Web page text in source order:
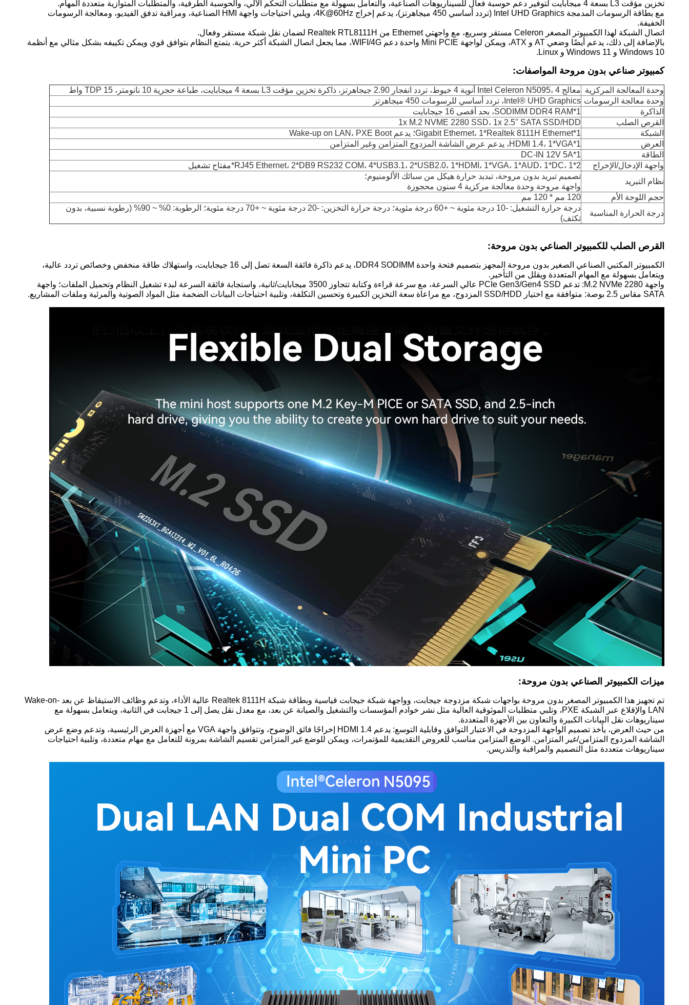
تخزين مؤقت L3 بسعة 4 ميجابايت لتوفير دعم حوسبة فعال للسيناريوهات الصناعية، والتعامل بسهولة مع متطلبات التحكم الآلي، والحوسبة الطرفية، والمتطلبات المتوازية متعددة المهام.
مع بطاقة الرسومات المدمجة Intel UHD Graphics (تردد أساسي 450 ميجاهرتز)، يدعم إخراج 4K@60Hz، ويلبي احتياجات واجهة HMI الصناعية، ومراقبة تدفق الفيديو، ومعالجة الرسومات
الخفيفة.
اتصال الشبكة لهذا الكمبيوتر المصغر Celeron مستقر وسريع، مع واجهتي Ethernet من Realtek RTL8111H لضمان نقل شبكة مستقر وفعال.
بالإضافة إلى ذلك، يدعم أيضًا وضعي AT و ATX، ويمكن لواجهة Mini PCIE واحدة دعم WIFI/4G، مما يجعل اتصال الشبكة أكثر حرية. يتمتع النظام بتوافق قوي ويمكن تكييفه بشكل مثالي مع أنظمة
Windows 10 و Windows 11 و Linux.
كمبيوتر صناعي بدون مروحة المواصفات:
وحدة المعالجة المركزية معالج Intel Celeron N5095، 4 أنوية 4 خيوط، تردد انفجار 2.90 جيجاهرتز، ذاكرة تخزين مؤقت L3 بسعة 4 ميجابايت، طباعة حجرية 10 نانومتر، TDP 15 واط
وحدة معالجة الرسومات Intel® UHD Graphics، تردد أساسي للرسومات 450 ميجاهرتز
الذاكرة
1*SODIMM DDR4 RAM، بحد أقصى 16 جيجابايت
القرص الصلب
1x M.2 NVME 2280 SSD، 1x 2.5'' SATA SSD/HDD
الشبكة
1*Gigabit Ethernet، 1*Realtek 8111H Ethernet؛ يدعم Wake-up on LAN، PXE Boot
العرض
1*HDMI 1.4، 1*VGA، يدعم عرض الشاشة المزدوج المتزامن وغير المتزامن
الطاقة
1*DC-IN 12V 5A
واجهة الإدخال/الإخراج
2*RJ45 Ethernet، 2*DB9 RS232 COM، 4*USB3.1، 2*USB2.0، 1*HDMI، 1*VGA، 1*AUD، 1*DC، 1*مفتاح تشغيل
نظام التبريد
تصميم تبريد بدون مروحة، تبديد حرارة هيكل من سبائك الألومنيوم؛
واجهة مروحة وحدة معالجة مركزية 4 سنون محجوزة
حجم اللوحة الأم
120 مم * 120 مم
درجة الحرارة المناسبة
درجة حرارة التشغيل: -10 درجة مئوية ~ +60 درجة مئوية؛ درجة حرارة التخزين: -20 درجة مئوية ~ +70 درجة مئوية؛ الرطوبة: 0% ~ 90% (رطوبة نسبية، بدون
تكثف)
القرص الصلب للكمبيوتر الصناعي بدون مروحة:
الكمبيوتر المكتبي الصناعي الصغير بدون مروحة المجهز بتصميم فتحة واحدة DDR4 SODIMM، يدعم ذاكرة فائقة السعة تصل إلى 16 جيجابايت، واستهلاك طاقة منخفض وخصائص تردد عالية،
ويتعامل بسهولة مع المهام المتعددة ويقلل من التأخير.
واجهة M.2 NVMe 2280: تدعم PCIe Gen3/Gen4 SSD عالي السرعة، مع سرعة قراءة وكتابة تتجاوز 3500 ميجابايت/ثانية، واستجابة فائقة السرعة لبدء تشغيل النظام وتحميل الملفات؛ واجهة
SATA مقاس 2.5 بوصة: متوافقة مع اختيار SSD/HDD المزدوج، مع مراعاة سعة التخزين الكبيرة وتحسين التكلفة، وتلبية احتياجات البيانات الضخمة مثل المواد الصوتية والمرئية وملفات المشاريع.
ميزات الكمبيوتر الصناعي بدون مروحة:
تم تجهيز هذا الكمبيوتر المصغر بدون مروحة بواجهات شبكة مزدوجة جيجابت، وواجهة شبكة جيجابت قياسية وبطاقة شبكة Realtek 8111H عالية الأداء، وتدعم وظائف الاستيقاظ عن بعد Wake-on-
LAN والإقلاع عبر الشبكة PXE، وتلبي متطلبات الموثوقية العالية مثل نشر خوادم المؤسسات والتشغيل والصيانة عن بعد، مع معدل نقل يصل إلى 1 جيجابت في الثانية، ويتعامل بسهولة مع
سيناريوهات نقل البيانات الكبيرة والتعاون بين الأجهزة المتعددة.
من حيث العرض، يأخذ تصميم الواجهة المزدوجة في الاعتبار التوافق وقابلية التوسع: يدعم HDMI 1.4 إخراجًا فائق الوضوح، وتتوافق واجهة VGA مع أجهزة العرض الرئيسية، وتدعم وضع عرض
الشاشة المزدوج المتزامن/غير المتزامن. الوضع المتزامن مناسب للعروض التقديمية للمؤتمرات، ويمكن للوضع غير المتزامن تقسيم الشاشة بمرونة للتعامل مع مهام متعددة، وتلبية احتياجات
سيناريوهات متعددة مثل التصميم والمراقبة والتدريس.